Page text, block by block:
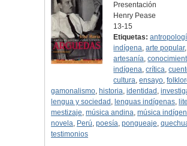
Presentación
Henry Pease
13-15
Etiquetas:
indígena,arte popular,
artesanía,
indígena,crítica,
cultura,ensayo,
gamonalismo, historia, identidad ,
lengua y sociedad , lenguas indígenas,
mestizaje, música andina, música
novela, Perú, poesía, pongueaje,
testimonios